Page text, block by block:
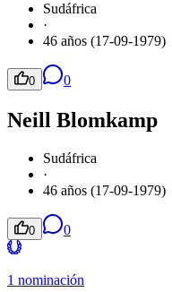
Sudáfrica
·
46 años (17-09-1979)
0 0
Neill Blomkamp
Sudáfrica
·
46 años (17-09-1979)
0 0
1 nominación